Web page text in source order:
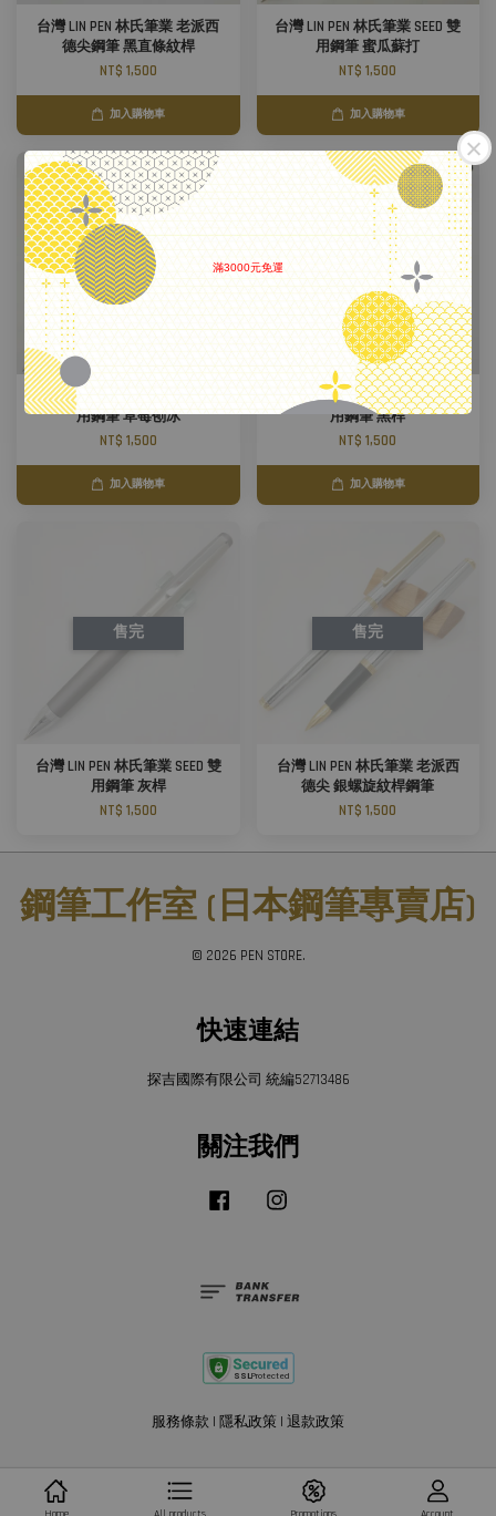
滿3000元免運
台灣 LIN PEN 林氏筆業 老派西
德尖鋼筆 黑直條紋桿
NT$ 1,500
加入購物車
台灣 LIN PEN 林氏筆業 SEED 雙
用鋼筆 蜜瓜蘇打
NT$ 1,500
加入購物車
台灣 LIN PEN 林氏筆業 SEED 雙
用鋼筆 草莓刨冰
NT$ 1,500
加入購物車
台灣 LIN PEN 林氏筆業 SEED 雙
用鋼筆 黑桿
NT$ 1,500
加入購物車
售完
台灣 LIN PEN 林氏筆業 SEED 雙
用鋼筆 灰桿
NT$ 1,500
售完
台灣 LIN PEN 林氏筆業 老派西
德尖 銀螺旋紋桿鋼筆
NT$ 1,500
鋼筆工作室 (日本鋼筆專賣店)
© 2026 PEN STORE.
快速連結
探吉國際有限公司 統編52713486
關注我們
Facebook
服務條款 | 隱私政策 | 退款政策